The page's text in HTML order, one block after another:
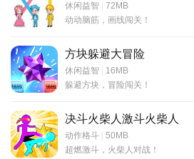
休闲益智 | 72MB
动动脑筋，画线闯关！
方块躲避大冒险
休闲益智 | 16MB
躲避方块，冒险闯关！
决斗火柴人激斗火柴人
动作格斗 | 50MB
超燃激斗，火柴人对战！